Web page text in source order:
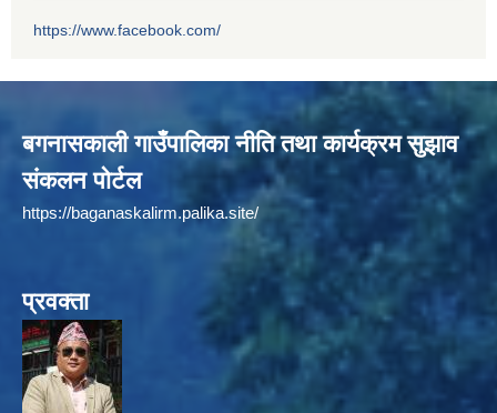
https://www.facebook.com/
बगनासकाली गाउँपालिका नीति तथा कार्यक्रम सुझाव
संकलन पोर्टल
https://baganaskalirm.palika.site/
प्रवक्ता